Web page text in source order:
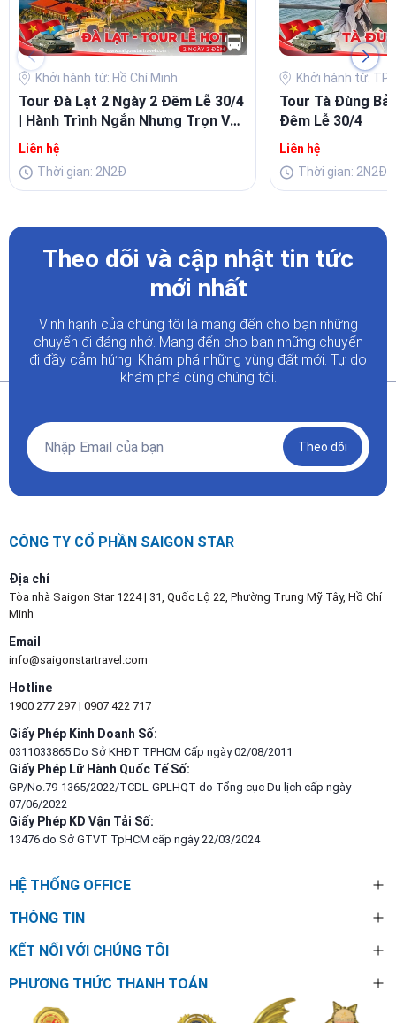
Khởi hành từ: Hồ Chí Minh
Tour Đà Lạt 2 Ngày 2 Đêm Lễ 30/4
| Hành Trình Ngắn Nhưng Trọn Vẹn
Trải Nghiệm Cho Kỳ Nghỉ Lễ
Liên hệ
Thời gian: 2N2Đ
Khởi hành từ: TP
Tour Tà Đùng
Đêm Lễ 30/4
Liên hệ
Thời gian: 2N2Đ
Theo dõi và cập nhật tin tức
mới nhất
Vinh hạnh của chúng tôi là mang đến cho bạn những
chuyến đi đáng nhớ. Mang đến cho bạn những chuyến
đi đầy cảm hứng. Khám phá những vùng đất mới. Tự do
khám phá cùng chúng tôi.
Theo dõi
CÔNG TY CỔ PHẦN SAIGON STAR
Địa chỉ
Tòa nhà Saigon Star 1224 | 31, Quốc Lộ 22, Phường Trung Mỹ Tây, Hồ Chí
Minh
Email
info@saigonstartravel.com
Hotline
1900 277 297 | 0907 422 717
Giấy Phép Kinh Doanh Số:
0311033865 Do Sở KHĐT TPHCM Cấp ngày 02/08/2011
Giấy Phép Lữ Hành Quốc Tế Số:
GP/No.79-1365/2022/TCDL-GPLHQT do Tổng cục Du lịch cấp ngày
07/06/2022
Giấy Phép KD Vận Tải Số:
13476 do Sở GTVT TpHCM cấp ngày 22/03/2024
HỆ THỐNG OFFICE
THÔNG TIN
KẾT NỐI VỚI CHÚNG TÔI
PHƯƠNG THỨC THANH TOÁN